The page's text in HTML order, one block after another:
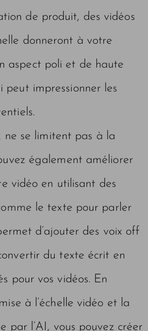
de produit, des vidéos
donneront à votre
aspect poli et de haute
peut impressionner les
ne se limitent pas à la
également améliorer
vidéo en utilisant des
le texte pour parler
d’ajouter des voix off
du texte écrit en
pour vos vidéos. En
à l’échelle vidéo et la
par l’AI, vous pouvez créer